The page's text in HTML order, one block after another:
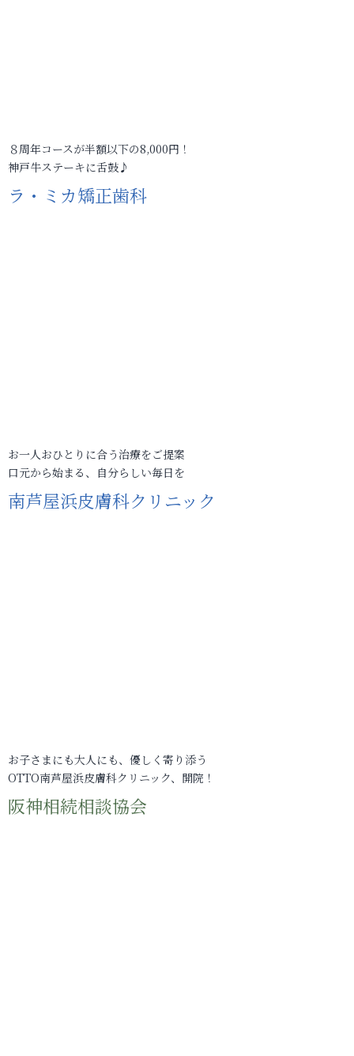
８周年コースが半額以下の8,000円！
神戸牛ステーキに舌鼓♪
ラ・ミカ矯正歯科
お一人おひとりに合う治療をご提案
口元から始まる、自分らしい毎日を
南芦屋浜皮膚科クリニック
お子さまにも大人にも、優しく寄り添う
OTTO南芦屋浜皮膚科クリニック、開院！
阪神相続相談協会